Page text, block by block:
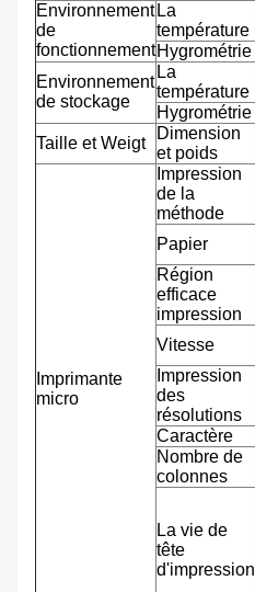
Environnement
de
fonctionnement
La
température
Hygrométrie
Environnement
de stockage
La
température
Hygrométrie
Taille et Weigt
Dimension
et poids
Imprimante
micro
Impression
de la
méthode
Papier
Région
efficace
impression
Vitesse
Impression
des
résolutions
Caractère
Nombre de
colonnes
La vie de
tête
d'impression